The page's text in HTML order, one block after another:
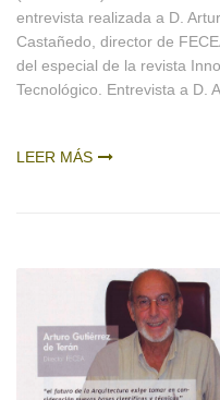
entrevista realizada a D.
Castañedo, director de
del especial de la revista
Tecnológico. Entrevista a D.
LEER MÁS